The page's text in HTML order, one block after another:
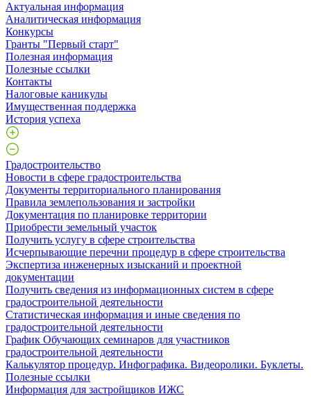
Актуальная информация
Аналитическая информация
Конкурсы
Гранты "Первый старт"
Полезная информация
Полезные ссылки
Контакты
Налоговые каникулы
Имущественная поддержка
История успеха
Градостроительство
Новости в сфере градостроительства
Документы территориального планирования
Правила землепользования и застройки
Документация по планировке территории
Приобрести земельный участок
Получить услугу в сфере строительства
Исчерпывающие перечни процедур в сфере строительства
Экспертиза инженерных изысканий и проектной
документации
Получить сведения из информационных систем в сфере
градостроительной деятельности
Статистическая информация и иные сведения по
градостроительной деятельности
График Обучающих семинаров для участников
градостроительной деятельности
Калькулятор процедур. Инфографика. Видеоролики. Буклеты.
Полезные ссылки
Информация для застройщиков ИЖС